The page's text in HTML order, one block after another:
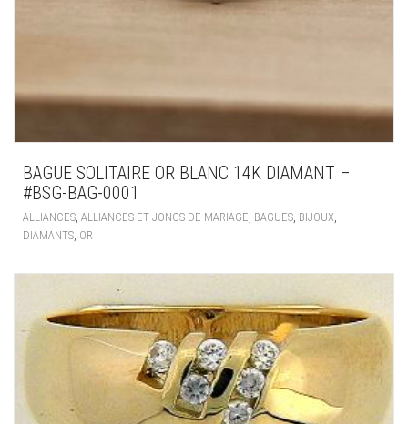
BAGUE SOLITAIRE OR BLANC 14K DIAMANT –
#BSG-BAG-0001
ALLIANCES, ALLIANCES ET JONCS DE MARIAGE, BAGUES, BIJOUX,
DIAMANTS, OR